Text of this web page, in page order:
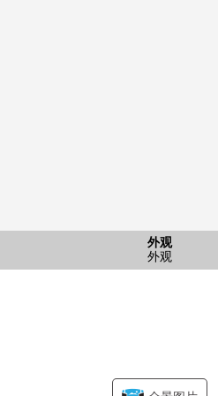
外观
外观
外观
外观
含有前面道路的外观
东北一侧道路
停车场
摩托车场地自行车堆放
外观
外观
厨房
厨房
公共汽车
浴室
室内
2楼西式房间
室内
2楼西式房间
洗脸
洗脸
船桥市立大漏洞小学(约
步行7分钟。
船桥市立大漏洞中学(约
步行9分钟。